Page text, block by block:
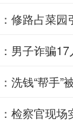
：修路占菜
：男子诈骗
洗钱“帮手
：检察官现